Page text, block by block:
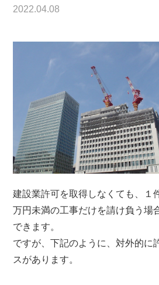
2022.04.08
建設業許可を取得しなくても、１
万円未満の工事だけを請け負う場
できます。
ですが、下記のように、対外的に
スがあります。